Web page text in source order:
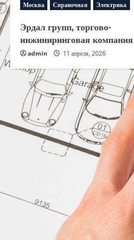
Москва Справочная Электрика
Эрдал групп, торгово-
инжиниринговая компания
admin 11 апреля, 2026